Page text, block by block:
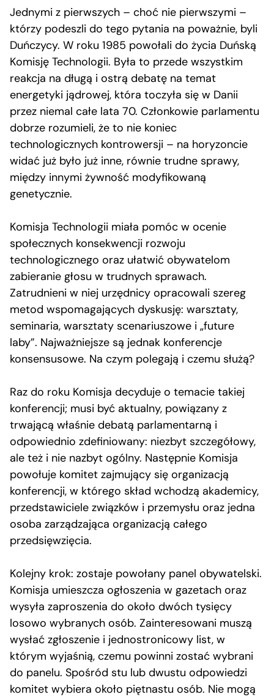
Jednymi z pierwszych – choć nie pierwszymi –
którzy podeszli do tego pytania na poważnie, byli
Duńczycy. W roku 1985 powołali do życia Duńską
Komisję Technologii. Była to przede wszystkim
reakcja na długą i ostrą debatę na temat
energetyki jądrowej, która toczyła się w Danii
przez niemal całe lata 70. Członkowie parlamentu
dobrze rozumieli, że to nie koniec
technologicznych kontrowersji – na horyzoncie
widać już było już inne, równie trudne sprawy,
między innymi żywność modyfikowaną
genetycznie.
Komisja Technologii miała pomóc w ocenie
społecznych konsekwencji rozwoju
technologicznego oraz ułatwić obywatelom
zabieranie głosu w trudnych sprawach.
Zatrudnieni w niej urzędnicy opracowali szereg
metod wspomagających dyskusję: warsztaty,
seminaria, warsztaty scenariuszowe i „future
laby”. Najważniejsze są jednak konferencje
konsensusowe. Na czym polegają i czemu służą?
Raz do roku Komisja decyduje o temacie takiej
konferencji; musi być aktualny, powiązany z
trwającą właśnie debatą parlamentarną i
odpowiednio zdefiniowany: niezbyt szczegółowy,
ale też i nie nazbyt ogólny. Następnie Komisja
powołuje komitet zajmujący się organizacją
konferencji, w którego skład wchodzą akademicy,
przedstawiciele związków i przemysłu oraz jedna
osoba zarządzająca organizacją całego
przedsięwzięcia.
Kolejny krok: zostaje powołany panel obywatelski.
Komisja umieszcza ogłoszenia w gazetach oraz
wysyła zaproszenia do około dwóch tysięcy
losowo wybranych osób. Zainteresowani muszą
wysłać zgłoszenie i jednostronicowy list, w
którym wyjaśnią, czemu powinni zostać wybrani
do panelu. Spośród stu lub dwustu odpowiedzi
komitet wybiera około piętnastu osób. Nie mogą